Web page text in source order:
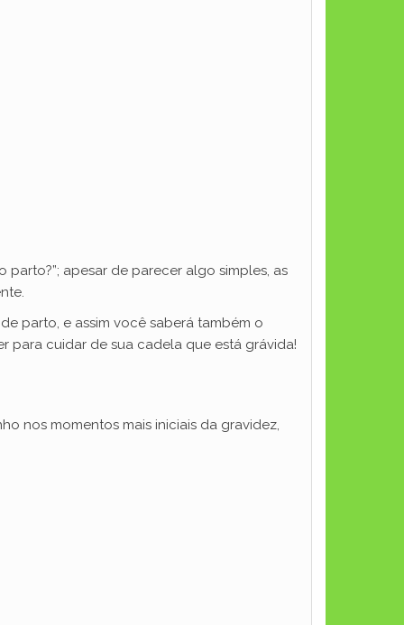
apesar de parecer algo simples, as
parto, e assim você saberá também o
para cuidar de sua cadela que está grávida!
nos momentos mais iniciais da gravidez,